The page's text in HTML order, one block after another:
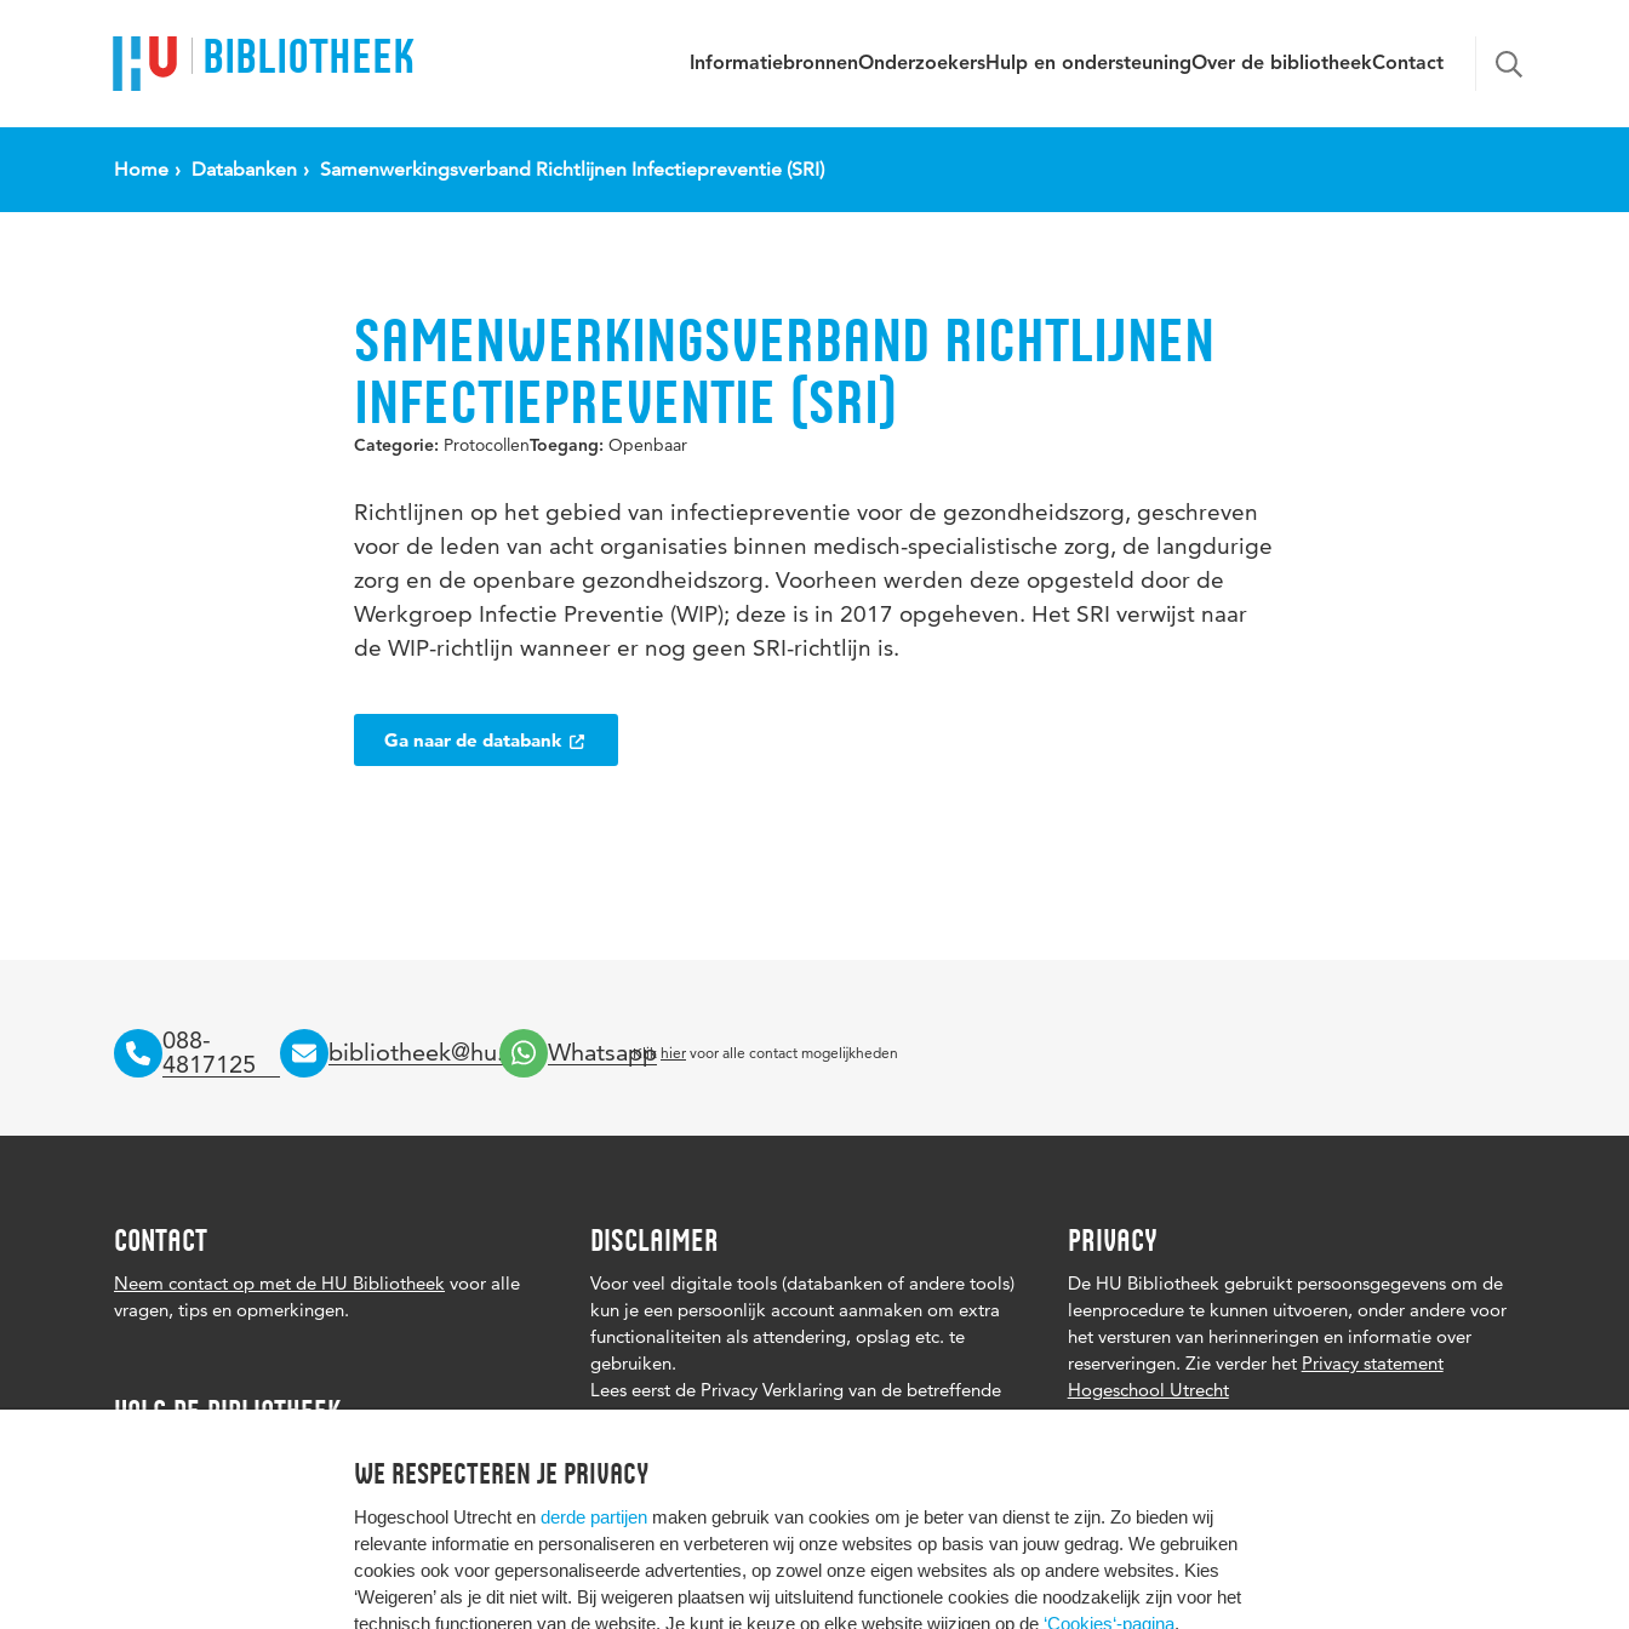
We respecteren je privacy
Hogeschool Utrecht en derde partijen maken gebruik van cookies om je beter van dienst te zijn. Zo bieden wij
relevante informatie en personaliseren en verbeteren wij onze websites op basis van jouw gedrag. We gebruiken
cookies ook voor gepersonaliseerde advertenties, op zowel onze eigen websites als op andere websites. Kies
‘Weigeren’ als je dit niet wilt. Bij weigeren plaatsen wij uitsluitend functionele cookies die noodzakelijk zijn voor het
technisch functioneren van de website. Je kunt je keuze op elke website wijzigen op de ‘Cookies‘-pagina.
BIBLIOTHEEK InformatiebronnenOnderzoekersHulp en ondersteuningOver de bibliotheekContact
Home Databanken Samenwerkingsverband Richtlijnen Infectiepreventie (SRI)
SAMENWERKINGSVERBAND RICHTLIJNEN
INFECTIEPREVENTIE (SRI)
Categorie: ProtocollenToegang: Openbaar
Richtlijnen op het gebied van infectiepreventie voor de gezondheidszorg, geschreven
voor de leden van acht organisaties binnen medisch-specialistische zorg, de langdurige
zorg en de openbare gezondheidszorg. Voorheen werden deze opgesteld door de
Werkgroep Infectie Preventie (WIP); deze is in 2017 opgeheven. Het SRI verwijst naar
de WIP-richtlijn wanneer er nog geen SRI-richtlijn is.
Ga naar de databank
088-
4817125
bibliotheek@hu.nl Whatsapp
Klik hier voor alle contact mogelijkheden
CONTACT
Neem contact op met de HU Bibliotheek voor alle
vragen, tips en opmerkingen.
VOLG DE BIBLIOTHEEK
DISCLAIMER
Voor veel digitale tools (databanken of andere tools)
kun je een persoonlijk account aanmaken om extra
functionaliteiten als attendering, opslag etc. te
gebruiken.
Lees eerst de Privacy Verklaring van de betreffende
tool. Het is je eigen verantwoordelijkheid of je je
PRIVACY
De HU Bibliotheek gebruikt persoonsgegevens om de
leenprocedure te kunnen uitvoeren, onder andere voor
het versturen van herinneringen en informatie over
reserveringen. Zie verder het Privacy statement
Hogeschool Utrecht
HIER KOMT ALLES SAMEN